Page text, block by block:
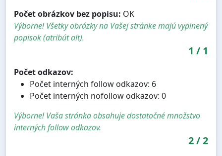
Počet obrázkov bez popisu: OK
Výborne! Všetky obrázky na Vašej stránke majú vyplnený
popisok (atribút alt).
1 / 1
Počet odkazov:
Počet interných follow odkazov: 6
Počet interných nofollow odkazov: 0
Výborne! Vaša stránka obsahuje dostatočné množstvo
interných follow odkazov.
2/2